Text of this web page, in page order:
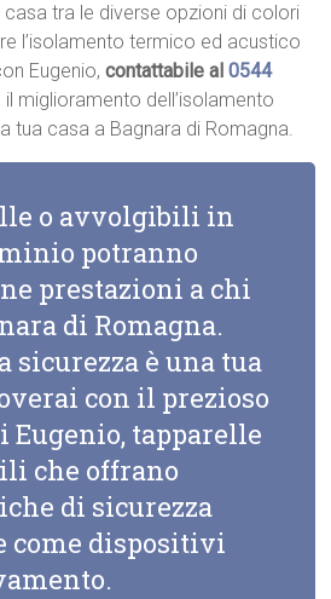
casa tra le diverse opzioni di colori
l’isolamento termico ed acustico
Eugenio,contattabile al0544
miglioramento dell’isolamento
tua casa a Bagnara di Romagna.
o avvolgibili in
potranno
prestazioni a chi
di Romagna.
sicurezza è una tua
con il prezioso
Eugenio, tapparelle
che offrano
di sicurezza
come dispositivi